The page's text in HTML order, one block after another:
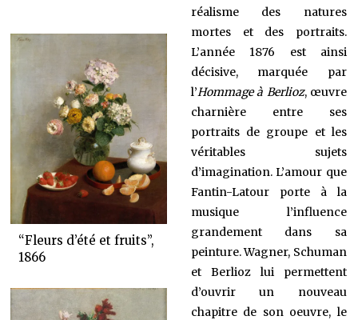
“Fleurs d’été et fruits”,
1866
réalisme des natures
mortes et des portraits.
L’année 1876 est ainsi
décisive, marquée par
l’Hommage à Berlioz, œuvre
charnière entre ses
portraits de groupe et les
véritables sujets
d’imagination. L’amour que
Fantin-Latour porte à la
musique l’influence
grandement dans sa
peinture. Wagner, Schuman
et Berlioz lui permettent
d’ouvrir un nouveau
chapitre de son oeuvre, le